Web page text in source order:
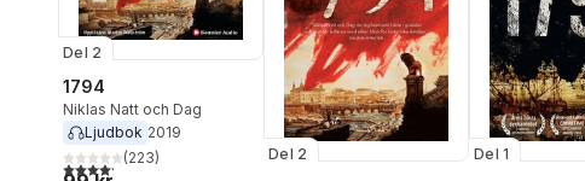
Del 2
1794
Niklas Natt och Dag
Ljudbok 2019
4,2utav 5 stjärnor. Totalt antal röster:
(223) Del 2 Del 1